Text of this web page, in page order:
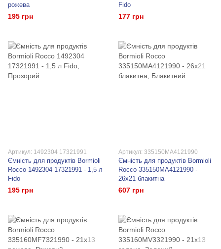
рожева
195 грн
Fido
177 грн
Артикул: 1492304 17321991
Ємність для продуктів Bormioli
Rocco 1492304 17321991 - 1,5 л
Fido
195 грн
Артикул: 335150MA4121990
Ємність для продуктів Bormioli
Rocco 335150MA4121990 -
26х21 блакитна
607 грн